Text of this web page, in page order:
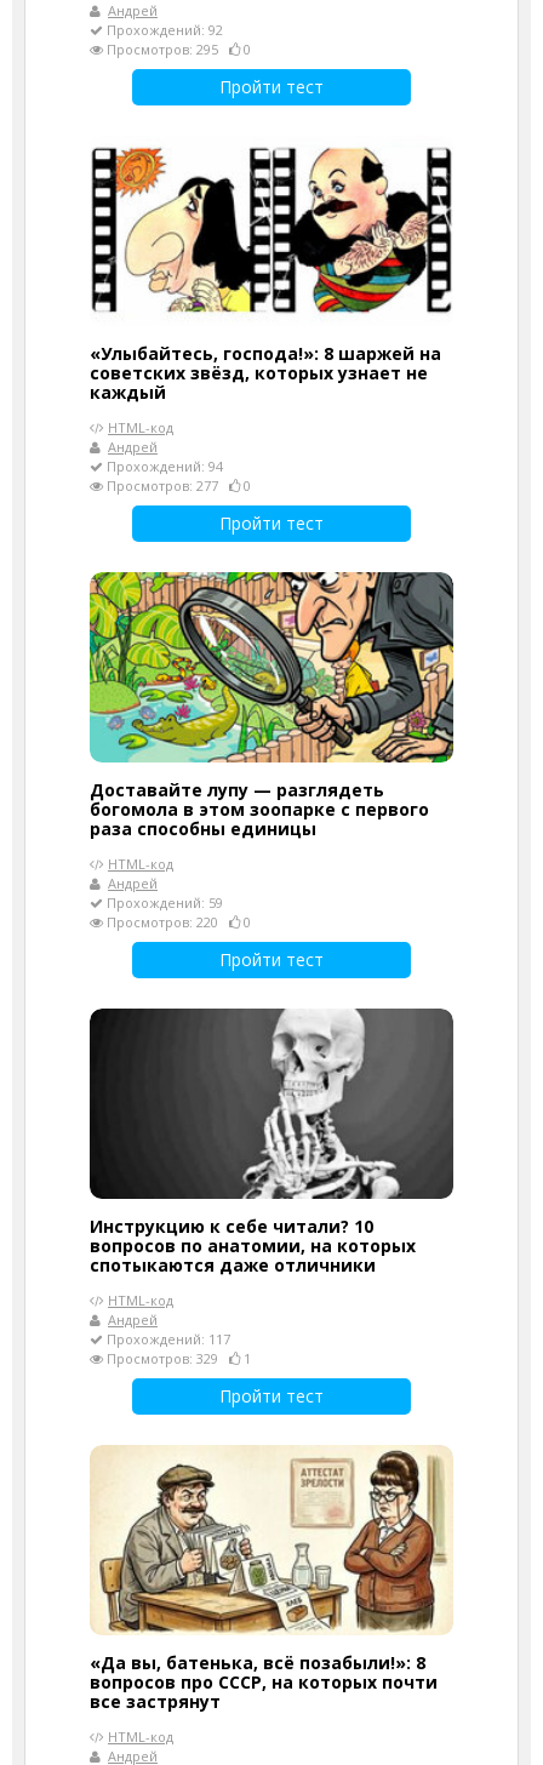
Андрей
Прохождений: 92
Просмотров: 295
0
Пройти тест
«Улыбайтесь, господа!»: 8 шаржей на
советских звёзд, которых узнает не
каждый
HTML-код
Андрей
Прохождений: 94
Просмотров: 277
0
Пройти тест
Доставайте лупу — разглядеть
богомола в этом зоопарке с первого
раза способны единицы
HTML-код
Андрей
Прохождений: 59
Просмотров: 220
0
Пройти тест
Инструкцию к себе читали? 10
вопросов по анатомии, на которых
спотыкаются даже отличники
HTML-код
Андрей
Прохождений: 117
Просмотров: 329
1
Пройти тест
«Да вы, батенька, всё позабыли!»: 8
вопросов про СССР, на которых почти
все застрянут
HTML-код
Андрей